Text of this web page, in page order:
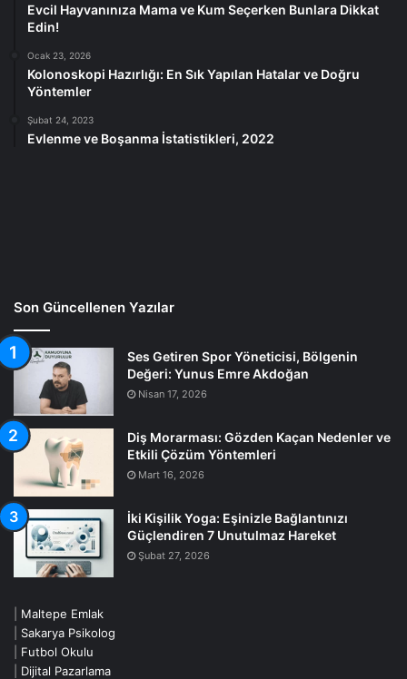
Evcil Hayvanınıza Mama ve Kum Seçerken Bunlara Dikkat
Edin!
Ocak 23, 2026
Kolonoskopi Hazırlığı: En Sık Yapılan Hatalar ve Doğru
Yöntemler
Şubat 24, 2023
Evlenme ve Boşanma İstatistikleri, 2022
Son Güncellenen Yazılar
Ses Getiren Spor Yöneticisi, Bölgenin
Değeri: Yunus Emre Akdoğan
Nisan 17, 2026
Diş Morarması: Gözden Kaçan Nedenler ve
Etkili Çözüm Yöntemleri
Mart 16, 2026
İki Kişilik Yoga: Eşinizle Bağlantınızı
Güçlendiren 7 Unutulmaz Hareket
Şubat 27, 2026
Maltepe Emlak
Sakarya Psikolog
Futbol Okulu
Dijital Pazarlama